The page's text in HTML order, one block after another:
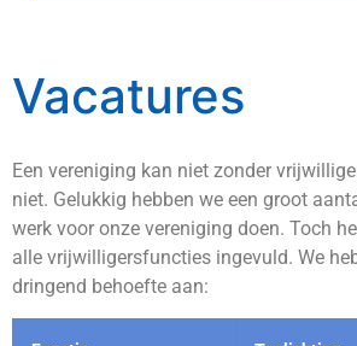
Vacatures
Een vereniging kan niet zonder
niet. Gelukkig hebben we een groot
werk voor onze vereniging doen. Toch
alle vrijwilligersfuncties ingevuld. We
dringend behoefte aan: